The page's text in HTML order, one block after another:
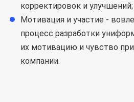
корректировок и улучшений;
Мотивация и участие -
процесс разработки
их мотивацию и чувство
компании.